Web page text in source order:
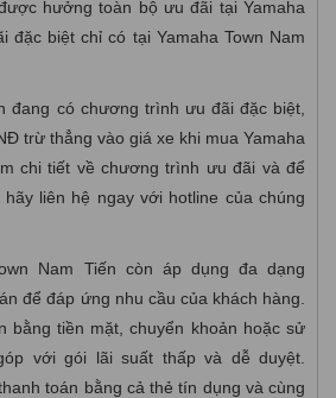
hưởng toàn bộ ưu đãi tại Yamaha
đặc biệt chỉ có tại Yamaha Town Nam
đang có chương trình ưu đãi đặc biệt,
trừ thẳng vào giá xe khi mua Yamaha
chi tiết về chương trình ưu đãi và để
liên hệ ngay với hotline của chúng
Nam Tiến còn áp dụng đa dạng
để đáp ứng nhu cầu của khách hàng.
bằng tiền mặt, chuyển khoản hoặc sử
với gói lãi suất thấp và dễ duyệt.
toán bằng cả thẻ tín dụng và cùng